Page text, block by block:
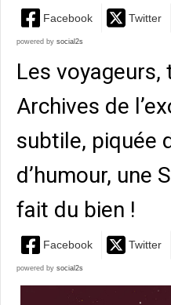
Facebook Twitter
powered by social2s
Les voyageurs,
Archives de
subtile, piquée
d’humour, une
fait du bien !
Facebook Twitter
powered by social2s